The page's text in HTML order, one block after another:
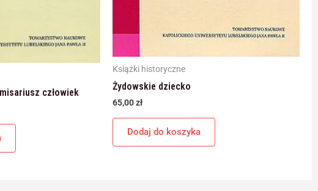
człowiek
Książki historyczne
Żydowskie dziecko
65,00zł
Dodaj do koszyka